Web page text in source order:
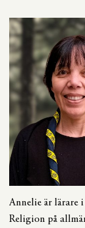
Annelie är lärare
Religion på